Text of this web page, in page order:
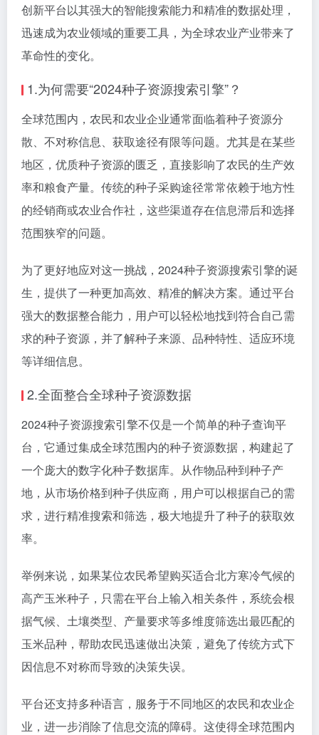
创新平台以其强大的智能搜索能力和精准的数据处理，
迅速成为农业领域的重要工具，为全球农业产业带来了
革命性的变化。
1.为何需要“2024种子资源搜索引擎”？
全球范围内，农民和农业企业通常面临着种子资源分
散、不对称信息、获取途径有限等问题。尤其是在某些
地区，优质种子资源的匮乏，直接影响了农民的生产效
率和粮食产量。传统的种子采购途径常常依赖于地方性
的经销商或农业合作社，这些渠道存在信息滞后和选择
范围狭窄的问题。
为了更好地应对这一挑战，2024种子资源搜索引擎的诞
生，提供了一种更加高效、精准的解决方案。通过平台
强大的数据整合能力，用户可以轻松地找到符合自己需
求的种子资源，并了解种子来源、品种特性、适应环境
等详细信息。
2.全面整合全球种子资源数据
2024种子资源搜索引擎不仅是一个简单的种子查询平
台，它通过集成全球范围内的种子资源数据，构建起了
一个庞大的数字化种子数据库。从作物品种到种子产
地，从市场价格到种子供应商，用户可以根据自己的需
求，进行精准搜索和筛选，极大地提升了种子的获取效
率。
举例来说，如果某位农民希望购买适合北方寒冷气候的
高产玉米种子，只需在平台上输入相关条件，系统会根
据气候、土壤类型、产量要求等多维度筛选出最匹配的
玉米品种，帮助农民迅速做出决策，避免了传统方式下
因信息不对称而导致的决策失误。
平台还支持多种语言，服务于不同地区的农民和农业企
业，进一步消除了信息交流的障碍。这使得全球范围内